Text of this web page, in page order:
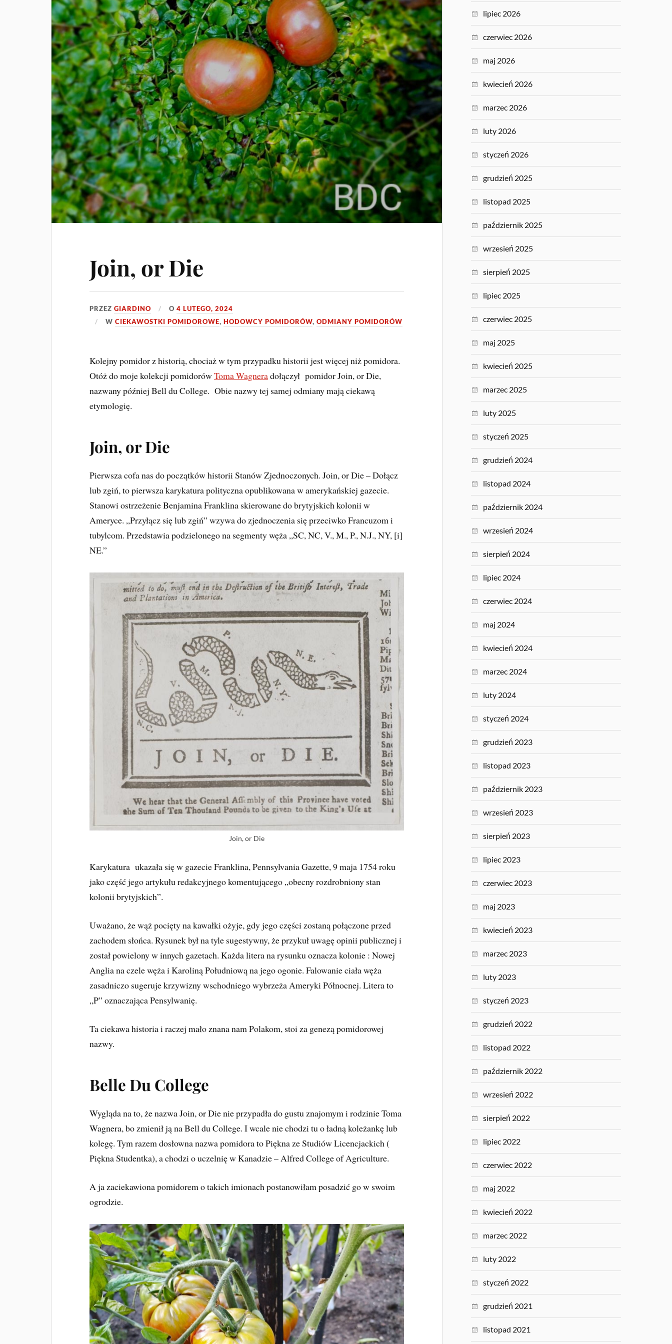
Join, or Die
PRZEZGIARDINO O4 LUTEGO, 2024
WCIEKAWOSTKI POMIDOROWE,HODOWCY POMIDORÓW,ODMIANY POMIDORÓW
Kolejny pomidor z historią, chociaż w tym przypadku historii jest więcej niż pomidora.
Otóż do moje kolekcji pomidorówToma Wagneradołączył pomidor Join, or Die,
nazwany później Bell du College. Obie nazwy tej samej odmiany mają ciekawą
etymologię.
Join, or Die
Pierwsza cofa nas do początków historii Stanów Zjednoczonych. Join, or Die – Dołącz
lub zgiń, to pierwsza karykatura polityczna opublikowana w amerykańskiej gazecie.
Stanowi ostrzeżenie Benjamina Franklina skierowane do brytyjskich kolonii w
Ameryce. „Przyłącz się lub zgiń” wzywa do zjednoczenia się przeciwko Francuzom i
tubylcom. Przedstawia podzielonego na segmenty węża „SC, NC, V., M., P., N.J., NY, [i]
NE.”
Join, or Die
Karykatura ukazała się w gazecie Franklina, Pennsylvania Gazette, 9 maja 1754 roku
jako część jego artykułu redakcyjnego komentującego „obecny rozdrobniony stan
kolonii brytyjskich”.
Uważano, że wąż pocięty na kawałki ożyje, gdy jego części zostaną połączone przed
zachodem słońca. Rysunek był na tyle sugestywny, że przykuł uwagę opinii publicznej i
został powielony w innych gazetach. Każda litera na rysunku oznacza kolonie : Nowej
Anglia na czele węża i Karoliną Południową na jego ogonie. Falowanie ciała węża
zasadniczo sugeruje krzywizny wschodniego wybrzeża Ameryki Północnej. Litera to
„P” oznaczająca Pensylwanię.
Ta ciekawa historia i raczej mało znana nam Polakom, stoi za genezą pomidorowej
nazwy.
Belle Du College
Wygląda na to, że nazwa Join, or Die nie przypadła do gustu znajomym i rodzinie Toma
Wagnera, bo zmienił ją na Bell du College. I wcale nie chodzi tu o ładną koleżankę lub
kolegę. Tym razem dosłowna nazwa pomidora to Piękna ze Studiów Licencjackich (
Piękna Studentka), a chodzi o uczelnię w Kanadzie – Alfred College of Agriculture.
A ja zaciekawiona pomidorem o takich imionach postanowiłam posadzić go w swoim
ogrodzie.
lipiec 2026
czerwiec 2026
maj 2026
kwiecień 2026
marzec 2026
luty 2026
styczeń 2026
grudzień 2025
listopad 2025
październik 2025
wrzesień 2025
sierpień 2025
lipiec 2025
czerwiec 2025
maj 2025
kwiecień 2025
marzec 2025
luty 2025
styczeń 2025
grudzień 2024
listopad 2024
październik 2024
wrzesień 2024
sierpień 2024
lipiec 2024
czerwiec 2024
maj 2024
kwiecień 2024
marzec 2024
luty 2024
styczeń 2024
grudzień 2023
listopad 2023
październik 2023
wrzesień 2023
sierpień 2023
lipiec 2023
czerwiec 2023
maj 2023
kwiecień 2023
marzec 2023
luty 2023
styczeń 2023
grudzień 2022
listopad 2022
październik 2022
wrzesień 2022
sierpień 2022
lipiec 2022
czerwiec 2022
maj 2022
kwiecień 2022
marzec 2022
luty 2022
styczeń 2022
grudzień 2021
listopad 2021